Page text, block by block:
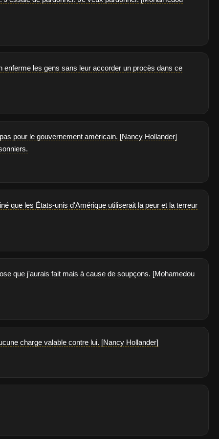
enferme les gens sans leur accorder un procès dans ce
pour le gouvernement américain. [Nancy Hollander]
que les États-unis d'Amérique utiliserait la peur et la terreur
que j'aurais fait mais à cause de soupçons. [Mohamedou
charge valable contre lui. [Nancy Hollander]